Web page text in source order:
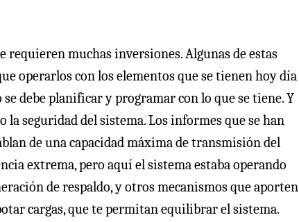
requieren muchas inversiones. Algunas de estas
operarlos con los elementos que se tienen hoy día
debe planificar y programar con lo que se tiene. Y
la seguridad del sistema. Los informes que se han
de una capacidad máxima de transmisión del
extrema, pero aquí el sistema estaba operando
de respaldo, y otros mecanismos que aporten
cargas, que te permitan equilibrar el sistema.